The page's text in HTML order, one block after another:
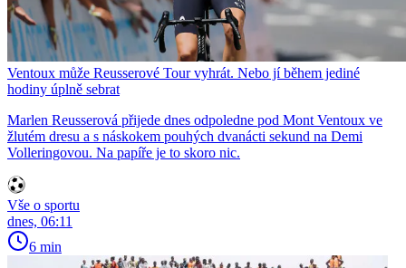
Ventoux může Reusserové Tour vyhrát. Nebo jí během jediné
hodiny úplně sebrat
Marlen Reusserová přijede dnes odpoledne pod Mont Ventoux ve
žlutém dresu a s náskokem pouhých dvanácti sekund na Demi
Volleringovou. Na papíře je to skoro nic.
Vše o sportu
dnes, 06:11
6 min